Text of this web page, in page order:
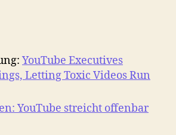
YouTube Executives
Letting Toxic Videos Run
YouTube streicht offenbar